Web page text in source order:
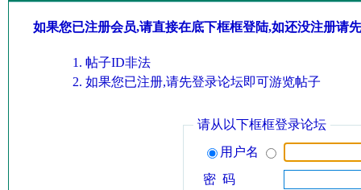
如果您已注册会员,请直接在底下框框登陆,如还没注册请
帖子ID非法
如果您已注册,请先登录论坛即可游览帖子
请从以下框框登录论坛
用户名
密 码